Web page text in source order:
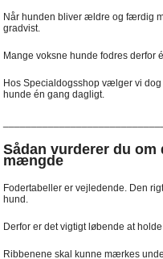
Når hunden bliver ældre og færdig
gradvist.
Mange voksne hunde fodres derfor
Hos Specialdogsshop vælger vi
hunde én gang dagligt.
Sådan vurderer du
mængde
Fodertabeller er vejledende. Den
hund.
Derfor er det vigtigt løbende at
Ribbenene skal kunne mærkes